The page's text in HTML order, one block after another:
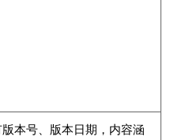
本号、版本日期，内容涵